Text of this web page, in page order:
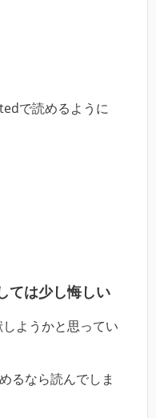
で読めるように
ては少し悔しい
ようかと思ってい
るなら読んでしま